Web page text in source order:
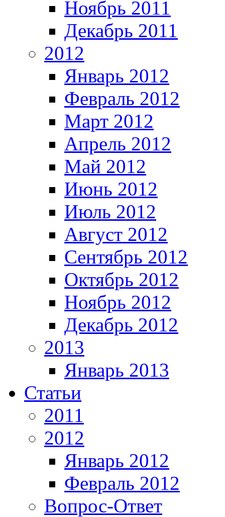
Ноябрь 2011
Декабрь 2011
2012
Январь 2012
Февраль 2012
Март 2012
Апрель 2012
Май 2012
Июнь 2012
Июль 2012
Август 2012
Сентябрь 2012
Октябрь 2012
Ноябрь 2012
Декабрь 2012
2013
Январь 2013
Статьи
2011
2012
Январь 2012
Февраль 2012
Вопрос-Ответ